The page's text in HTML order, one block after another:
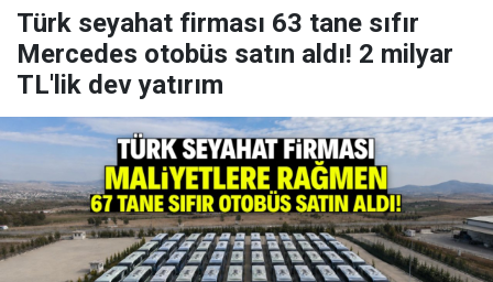
Türk seyahat firması 63 tane sıfır
Mercedes otobüs satın aldı! 2 milyar
TL'lik dev yatırım